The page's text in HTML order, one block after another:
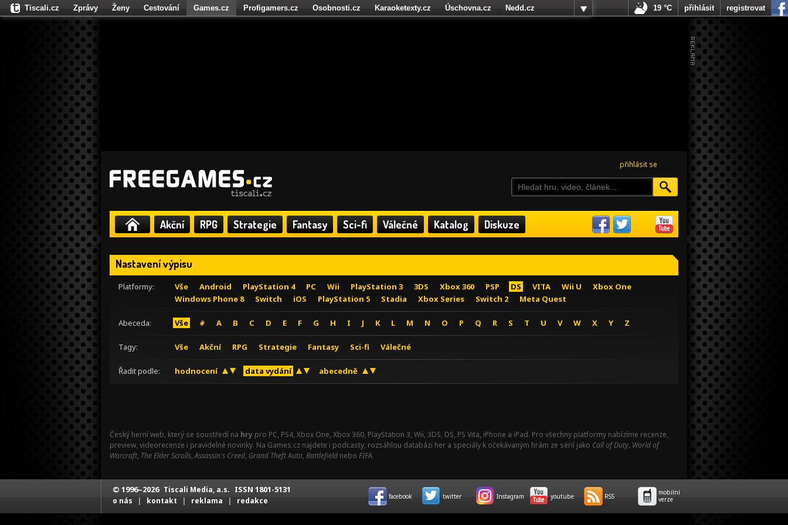
přihlásit se
Akční RPG Strategie Fantasy Sci-fi Válečné Katalog Diskuze
Nastavení výpisu
Platformy: Vše Android PlayStation 4 PC Wii PlayStation 3 3DS Xbox 360 PSP DS VITA Wii U
Xbox One
Windows Phone 8
Switch iOS PlayStation 5 Stadia Xbox Series Switch 2 Meta Quest
Abeceda: Vše # A B C D E F G H I J K L M N O P Q R S T U V W X Y Z
Tagy: Vše Akční RPG Strategie Fantasy Sci-fi Válečné
Řadit podle: hodnocení data vydání abecedně
Český herní web, který se soustředí na hry pro PC, PS4, Xbox One, Xbox 360, PlayStation 3, Wii, 3DS, DS, PS Vita, iPhone a iPad. Pro všechny platformy nabízíme recenze,
preview, videorecenze i pravidelné novinky. Na Games.cz najdete i podcasty, rozsáhlou databázi her a speciály k očekávaným hrám ze sérií jako Call of Duty, World of
Warcraft, The Elder Scrolls,Assassin's Creed, Grand Theft Auto, Battlefield nebo FIFA.
Tiscali.cz Zprávy Ženy Cestování Games.cz Profigamers.cz Osobnosti.cz Karaoketexty.cz Úschovna.cz
Nedd.cz
Fights.cz
19 °C přihlásit registrovat
© 1996–2026 Tiscali Media, a.s. ISSN 1801-5131
o nás | kontakt | reklama | redakce facebook twitter Instagram youtube RSS
mobilní
verze